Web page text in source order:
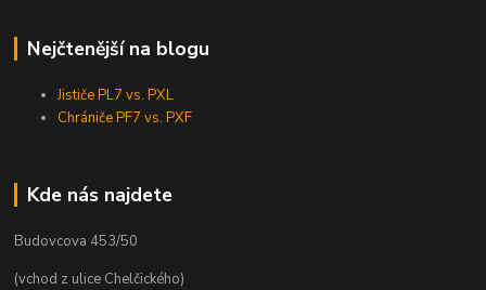
Nejčtenější na blogu
Jističe PL7 vs. PXL
Chrániče PF7 vs. PXF
Kde nás najdete
Budovcova 453/50
(vchod z ulice Chelčického)